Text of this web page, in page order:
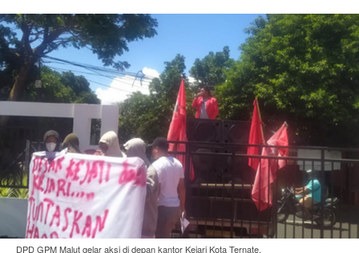
DPD GPM Malut gelar aksi di depan kantor Kejari Kota Ternate.